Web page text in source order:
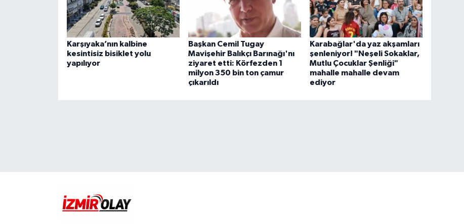
Karşıyaka’nın kalbine
kesintisiz bisiklet yolu
yapılıyor
Başkan Cemil Tugay
Mavişehir Balıkçı Barınağı'nı
ziyaret etti: Körfezden 1
milyon 350 bin ton çamur
çıkarıldı
Karabağlar'da yaz akşamları
şenleniyor! "Neşeli Sokaklar,
Mutlu Çocuklar Şenliği"
mahalle mahalle devam
ediyor